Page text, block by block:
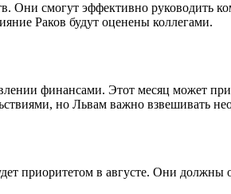
Они смогут эффективно
Раков будут оценены коллегами.
финансами. Этот месяц может
но Львам важно взвешивать
приоритетом в августе. Они